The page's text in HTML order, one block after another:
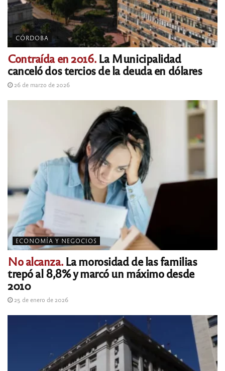
CÓRDOBA
Contraída en 2016.La Municipalidad
canceló dos tercios de la deuda en dólares
26 de marzo de 2026
ECONOMÍA Y NEGOCIOS
No alcanza.La morosidad de las familias
trepó al 8,8% y marcó un máximo desde
2010
25 de enero de 2026